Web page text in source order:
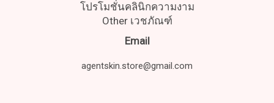
โปรโมชั่นคลินิกความงาม
Other เวชภัณฑ์
Email
agentskin.store@gmail.com